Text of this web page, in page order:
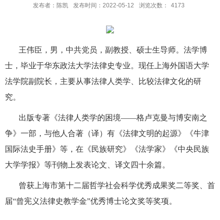
发布者：陈凯 发布时间：2022-05-12 浏览次数： 4173
王伟臣，男，中共党员，副教授、硕士生导师。法学博
士，毕业于华东政法大学法律史专业。现任上海外国语大学
法学院副院长，主要从事法律人类学、比较法律文化的研
究。
出版专著《法律人类学的困境——格卢克曼与博安南之
争》一部，与他人合著（译）有《法律文明的起源》《牛津
国际法史手册》等，在《民族研究》《法学家》《中央民族
大学学报》等刊物上发表论文、译文四十余篇。
曾获上海市第十二届哲学社会科学优秀成果奖二等奖、首
届“曾宪义法律史教学金”优秀博士论文奖等奖项。